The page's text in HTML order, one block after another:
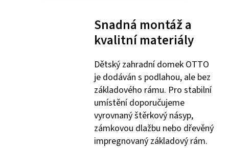
ý,
růz
né
bar
Snadná montáž a
kvalitní materiály
Dětský zahradní domek OTTO
je dodáván s podlahou, ale bez
základového rámu. Pro stabilní
umístění doporučujeme
vyrovnaný štěrkový násyp,
zámkovou dlažbu nebo dřevěný
impregnovaný základový rám.